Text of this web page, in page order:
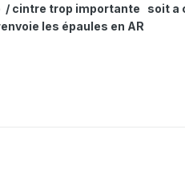
cintre trop importante soit
les épaules en AR